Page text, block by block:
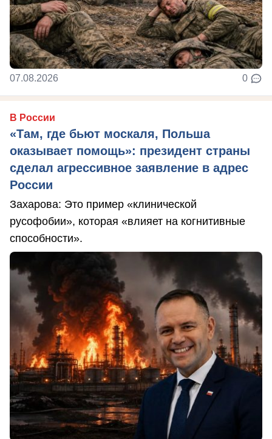
07.08.2026 0
В России
«Там, где бьют москаля, Польша
оказывает помощь»: президент страны
сделал агрессивное заявление в адрес
России
Захарова: Это пример «клинической
русофобии», которая «влияет на когнитивные
способности».